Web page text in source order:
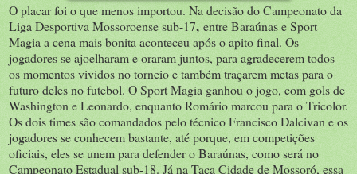
O placar foi o que menos importou. Na decisão do Campeonato da
Liga Desportiva Mossoroense sub-17, entre Baraúnas e Sport
Magia a cena mais bonita aconteceu após o apito final. Os
jogadores se ajoelharam e oraram juntos, para agradecerem todos
os momentos vividos no torneio e também traçarem metas para o
futuro deles no futebol. O Sport Magia ganhou o jogo, com gols de
Washington e Leonardo, enquanto Romário marcou para o Tricolor.
Os dois times são comandados pelo técnico Francisco Dalcivan e os
jogadores se conhecem bastante, até porque, em competições
oficiais, eles se unem para defender o Baraúnas, como será no
Campeonato Estadual sub-18. Já na Taça Cidade de Mossoró, essa